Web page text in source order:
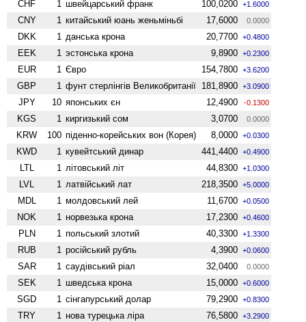
CHF 1 швейцарський франк 100,0200 +1.6000
CNY 1 китайський юань женьмiньбi 17,6000 0.0000
DKK 1 данська крона 20,7700 +0.4800
EEK 1 эстонська крона 9,8900 +0.2300
EUR 1 Євро 154,7800 +3.6200
GBP 1 фунт стерлінгів Велико­британії 181,8900 +3.0900
JPY 10 японських єн 12,4900 -0.1300
KGS 1 киргизький сом 3,0700 0.0000
KRW 100 піденно-корейських вон (Корея) 8,0000 +0.0300
KWD 1 кувейтський динар 441,4400 +0.4900
LTL 1 літовський літ 44,8300 +1.0300
LVL 1 латвійський лат 218,3500 +5.0000
MDL 1 молдовський лей 11,6700 +0.0500
NOK 1 норвезька крона 17,2300 +0.4600
PLN 1 польський злотий 40,3300 +1.3300
RUB 1 російський рубль 4,3900 +0.0600
SAR 1 саудівський ріал 32,0400 0.0000
SEK 1 шведська крона 15,0000 +0.6000
SGD 1 сінгапурський долар 79,2900 +0.8300
TRY 1 нова турецька ліра 76,5800 +3.2900